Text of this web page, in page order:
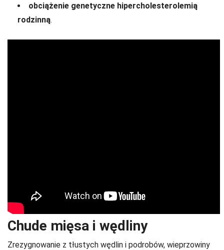
obciążenie genetyczne hipercholesterolemią
rodzinną.
Chude mięsa i wędliny
Zrezygnowanie z tłustych wędlin i podrobów, wieprzowiny